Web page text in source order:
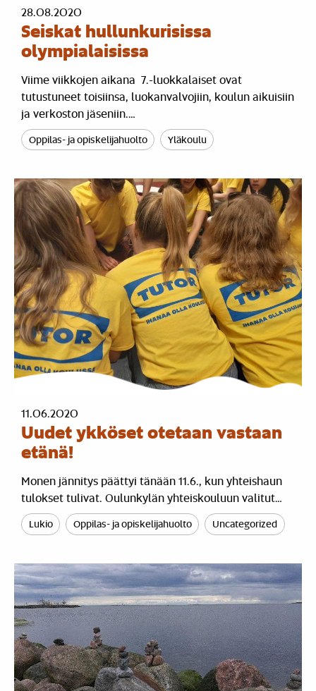
28.08.2020
Seiskat hullunkurisissa
olympialaisissa
Viime viikkojen aikana 7.-luokkalaiset ovat
tutustuneet toisiinsa, luokanvalvojiin, koulun aikuisiin
ja verkoston jäseniin.…
Oppilas- ja opiskelijahuolto Yläkoulu
11.06.2020
Uudet ykköset otetaan vastaan
etänä!
Monen jännitys päättyi tänään 11.6., kun yhteishaun
tulokset tulivat. Oulunkylän yhteiskouluun valitut…
Lukio Oppilas- ja opiskelijahuolto Uncategorized